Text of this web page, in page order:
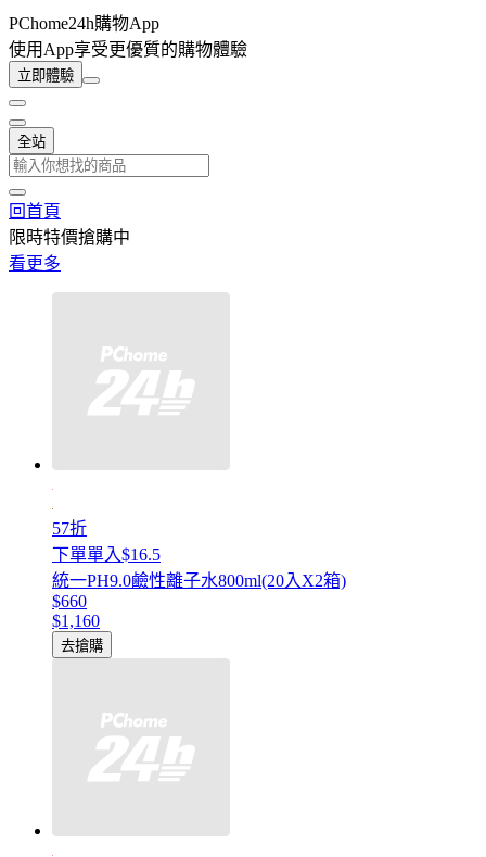
PChome24h購物App
使用App享受更優質的購物體驗
立即體驗
全站
回首頁
限時特價搶購中
看更多
57折
下單單入$16.5
統一PH9.0鹼性離子水800ml(20入X2箱)
$660
$1,160
去搶購